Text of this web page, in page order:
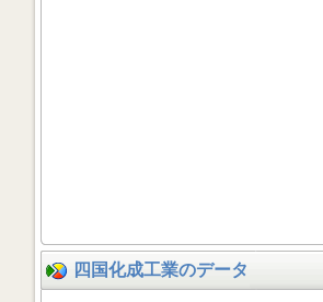
四国化成工業のデータ